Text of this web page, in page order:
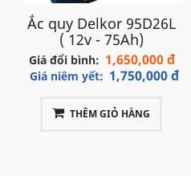
Ắc quy Delkor 95D26L
( 12v - 75Ah)
Giá đổi bình: 1,650,000 đ
Giá niêm yết: 1,750,000 đ
THÊM GIỎ HÀNG